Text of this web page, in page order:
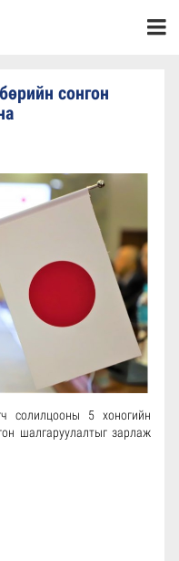
сонгон
солилцооны 5 хоногийн
шалгаруулалтыг зарлаж